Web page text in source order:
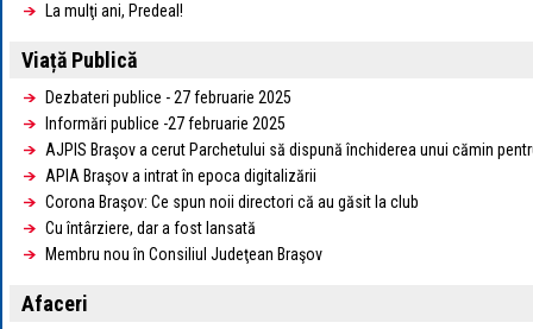
La mulţi ani, Predeal!
Viață Publică
Dezbateri publice - 27 februarie 2025
Informări publice -27 februarie 2025
AJPIS Braşov a cerut Parchetului să dispună închiderea unui cămin
APIA Braşov a intrat în epoca digitalizării
Corona Braşov: Ce spun noii directori că au găsit la club
Cu întârziere, dar a fost lansată
Membru nou în Consiliul Judeţean Braşov
Afaceri